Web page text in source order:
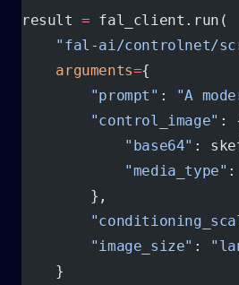
result = fal_client.run(
"fal-ai/controlnet/
    arguments
={
        "prompt"
:
"A
        "control_image"
:
            "base64"
:
            "media_type"
:
        },
        "image_size"
:
    }